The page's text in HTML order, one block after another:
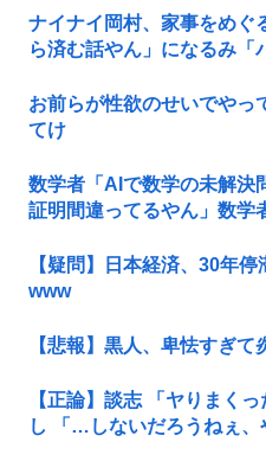
ナイナイ岡村、家事をめぐ
ら済む話やん」になるみ「
お前らが性欲のせいでやっ
てけ
数学者「AIで数学の未解決
証明間違ってるやん」数学
【疑問】日本経済、30年
www
【悲報】黒人、卑怯すぎて
【正論】談志 「ヤりまく
し 「…しないだろうねぇ、